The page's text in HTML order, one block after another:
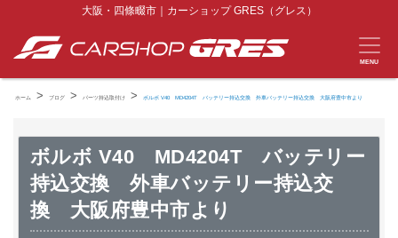
大阪・四條畷市｜カーショップ GRES（グレス）
MENU
ホーム > ブログ > パーツ持込取付け > ボルボ V40 MD4204T バッテリー持込交換 外車バッテリー持込交換 大阪府豊中市より
ボルボ V40 MD4204T バッテリー
持込交換 外車バッテリー持込交
換 大阪府豊中市より